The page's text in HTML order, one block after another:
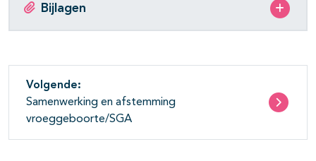
Bijlagen
Volgende:
Samenwerking en afstemming
vroeggeboorte/SGA